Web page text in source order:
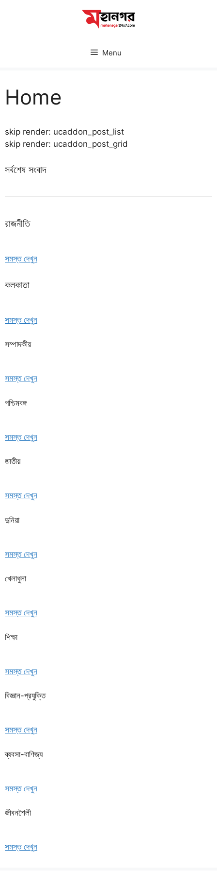
Menu
Home
skip render: ucaddon_post_list
skip render: ucaddon_post_grid
সর্বশেষ সংবাদ
রাজনীতি
সমস্ত দেখুন
কলকাতা
সমস্ত দেখুন
সম্পাদকীয়
সমস্ত দেখুন
পশ্চিমবঙ্গ
সমস্ত দেখুন
জাতীয়
সমস্ত দেখুন
দুনিয়া
সমস্ত দেখুন
খেলাধুলা
সমস্ত দেখুন
শিক্ষা
সমস্ত দেখুন
বিজ্ঞান-প্রযুক্তি
সমস্ত দেখুন
ব্যবসা-বাণিজ্য
সমস্ত দেখুন
জীবনশৈলী
সমস্ত দেখুন